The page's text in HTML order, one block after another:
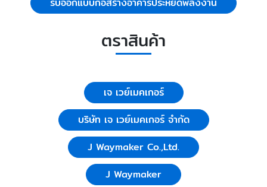
ตราสินค้า
เจ เวย์เมคเกอร์
บริษัท เจ เวย์เมคเกอร์ จำกัด
J Waymaker Co.,Ltd.
J Waymaker